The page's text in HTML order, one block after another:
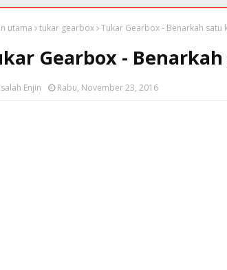
utama tukar gearbox Tukar Gearbox - Benarkah satu
Gearbox -
Enjin Rabu, November 23, 2016